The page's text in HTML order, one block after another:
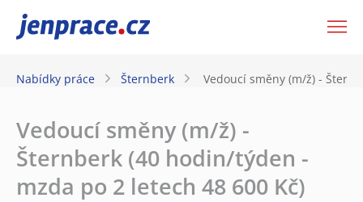
JenPráce.cz
Nabídky práce Šternberk Vedoucí směny (m/ž) -
Vedoucí směny (m/ž) -
Šternberk (40 hodin/týden -
mzda po 2 letech 48 600 Kč)